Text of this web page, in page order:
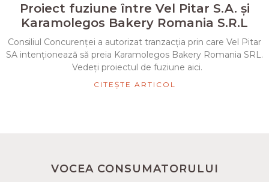
Proiect fuziune între Vel Pitar S.A. și
Karamolegos Bakery Romania S.R.L
Consiliul Concurenței a autorizat tranzacția prin care Vel Pitar
SA intenționează să preia Karamolegos Bakery Romania SRL.
Vedeți proiectul de fuziune aici.
CITEȘTE ARTICOL
VOCEA CONSUMATORULUI